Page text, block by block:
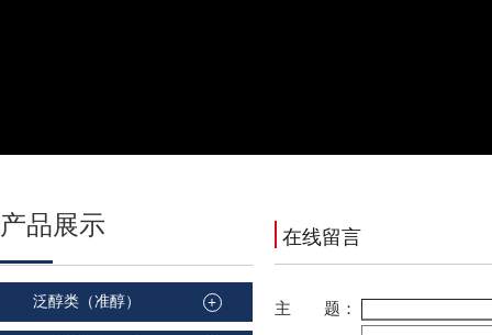
产品展示
泛醇类（准醇） +
在线留言
主 题：